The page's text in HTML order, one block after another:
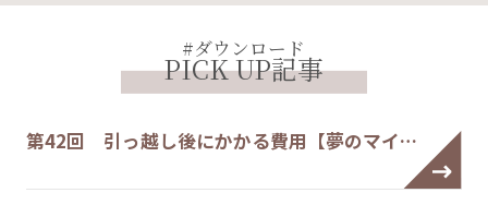
#ダウンロード
PICK UP記事
第42回 引っ越し後にかかる費用【夢のマイ…